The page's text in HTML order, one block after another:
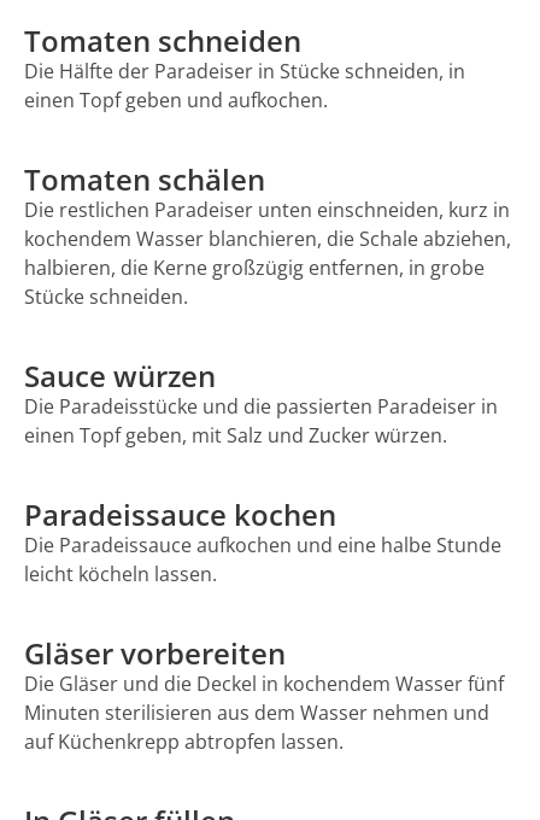
Tomaten schneiden
Die Hälfte der Paradeiser in Stücke schneiden, in
einen Topf geben und aufkochen.
Tomaten schälen
Die restlichen Paradeiser unten einschneiden, kurz in
kochendem Wasser blanchieren, die Schale abziehen,
halbieren, die Kerne großzügig entfernen, in grobe
Stücke schneiden.
Sauce würzen
Die Paradeisstücke und die passierten Paradeiser in
einen Topf geben, mit Salz und Zucker würzen.
Paradeissauce kochen
Die Paradeissauce aufkochen und eine halbe Stunde
leicht köcheln lassen.
Gläser vorbereiten
Die Gläser und die Deckel in kochendem Wasser fünf
Minuten sterilisieren aus dem Wasser nehmen und
auf Küchenkrepp abtropfen lassen.